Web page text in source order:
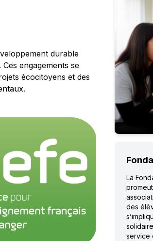
durable
engagements se
écocitoyens et des
La
des
service